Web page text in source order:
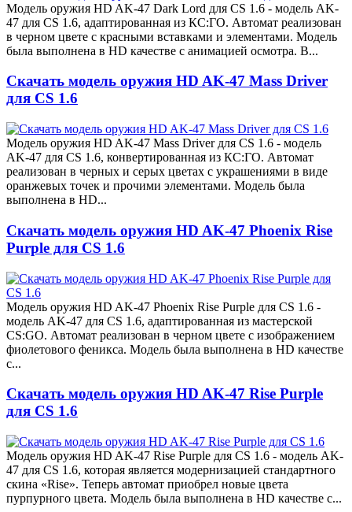
Модель оружия HD AK-47 Dark Lord для CS 1.6 - модель AK-
47 для CS 1.6, адаптированная из КС:ГО. Автомат реализован
в черном цвете с красными вставками и элементами. Модель
была выполнена в HD качестве с анимацией осмотра. В...
Скачать модель оружия HD AK-47 Mass Driver
для CS 1.6
Модель оружия HD AK-47 Mass Driver для CS 1.6 - модель
AK-47 для CS 1.6, конвертированная из КС:ГО. Автомат
реализован в черных и серых цветах с украшениями в виде
оранжевых точек и прочими элементами. Модель была
выполнена в HD...
Скачать модель оружия HD AK-47 Phoenix Rise
Purple для CS 1.6
Модель оружия HD AK-47 Phoenix Rise Purple для CS 1.6 -
модель AK-47 для CS 1.6, адаптированная из мастерской
CS:GO. Автомат реализован в черном цвете с изображением
фиолетового феникса. Модель была выполнена в HD качестве
с...
Скачать модель оружия HD AK-47 Rise Purple
для CS 1.6
Модель оружия HD AK-47 Rise Purple для CS 1.6 - модель AK-
47 для CS 1.6, которая является модернизацией стандартного
скина «Rise». Теперь автомат приобрел новые цвета
пурпурного цвета. Модель была выполнена в HD качестве с...